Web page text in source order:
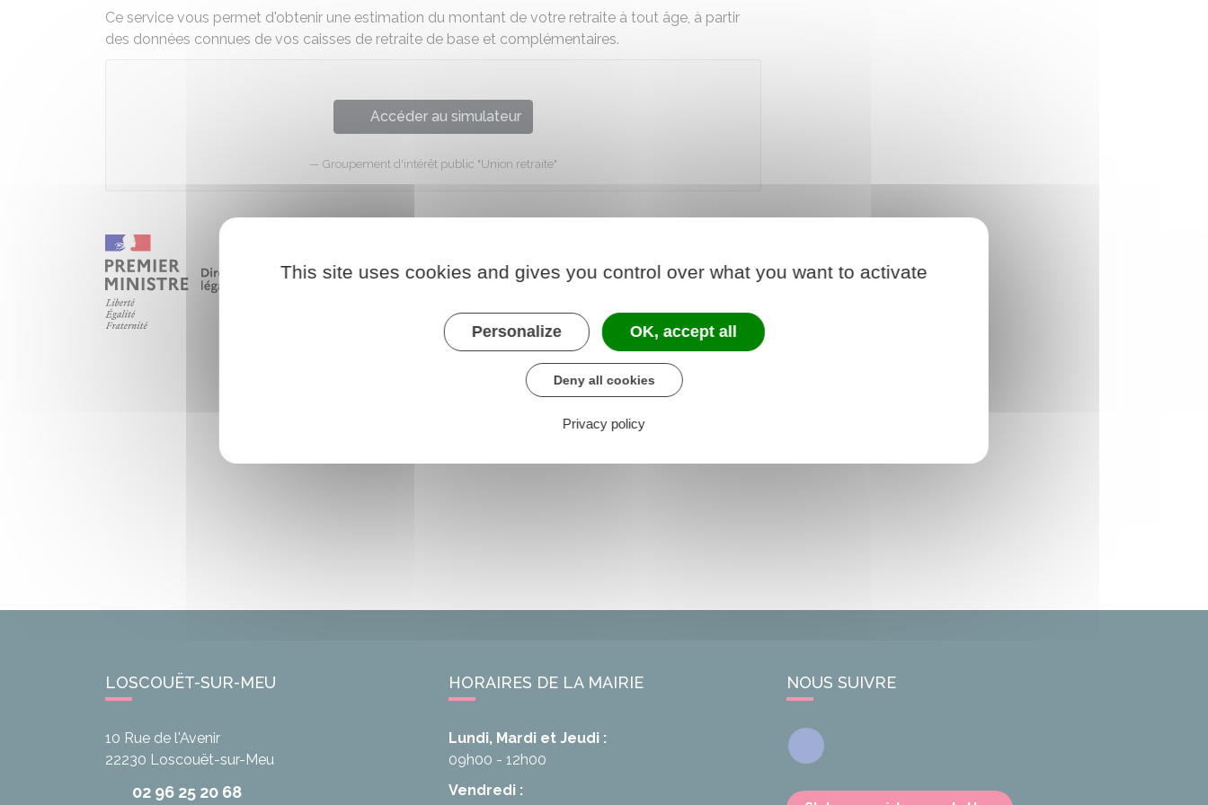
Ce service vous permet d'obtenir une estimation du montant de votre retraite à tout âge, à partir
des données connues de vos caisses de retraite de base et complémentaires.
Accéder au simulateur
Groupement d'intérêt public "Union retraite"
LOSCOUËT-SUR-MEU
10 Rue de l'Avenir
22230 Loscouët-sur-Meu
02 96 25 20 68
HORAIRES DE LA MAIRIE
Lundi, Mardi et Jeudi :
09h00 - 12h00
Vendredi :
NOUS SUIVRE
Facebook
This site uses cookies and gives you control over what you want to activate
Personalize OK, accept all
Deny all cookies
Privacy policy